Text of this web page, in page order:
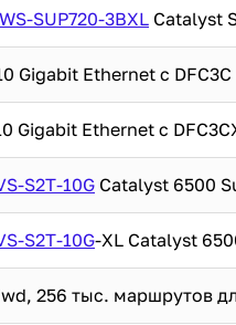
WS-SUP720-3BXL Catalyst
Gigabit Ethernet с DFC3C
Gigabit Ethernet с
S2T-10G Catalyst 6500
S2T-10G-XL Catalyst
256 тыс. маршрутов